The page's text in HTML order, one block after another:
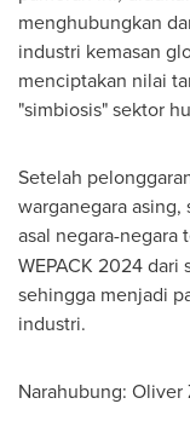
menghubungkan
industri kemasan
menciptakan nilai
"simbiosis" sektor
Setelah
warganegara asing,
asal negara-
WEPACK 2024
sehingga menjadi
industri.
Narahubung: Oliver